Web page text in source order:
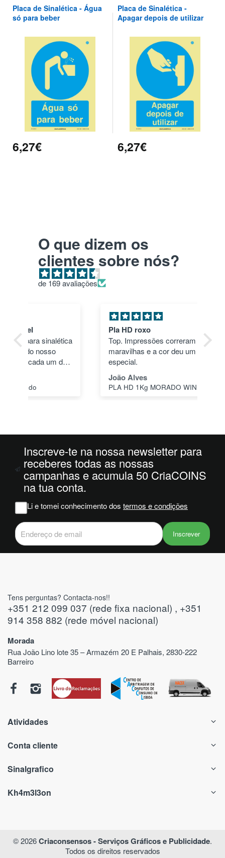
Placa de Sinalética - Água
só para beber
6,27€
Placa de Sinalética -
Apagar depois de utilizar
6,27€
O que dizem os
clientes sobre nós?
de 169 avaliações
Top. Impressões correram às mil
maravilhas e a cor deu um toque
especial.
PLA HD 1Kg MORADO WINKLE - LILÁS – WINKLE
Inscreve-te na nossa newsletter para
receberes todas as nossas
campanhas e acumula 50 CriaCOINS
na tua conta.
Li e tomei conhecimento dos termos e condições
Inscrever
Tens perguntas? Contacta-nos!!
+351 212 099 037 (rede fixa nacional) , +351
914 358 882 (rede móvel nacional)
Morada
Rua João Lino lote 35 – Armazém 20 E Palhais, 2830-222
Barreiro
Atividades
Conta cliente
Sinalgrafico
Kh4m3l3on
© 2026Criaconsensos - Serviços Gráficos e Publicidade.
Todos os direitos reservados